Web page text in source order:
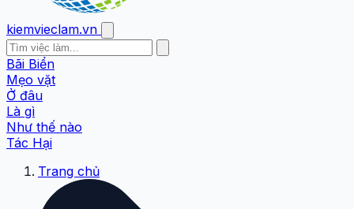
kiemvieclam.vn
Bãi Biển
Mẹo vặt
Ở đâu
Là gì
Như thế nào
Tác Hại
Trang chủ